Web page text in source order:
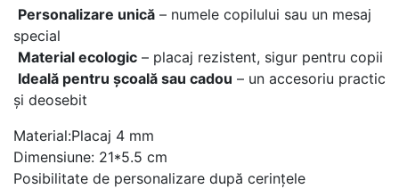
Personalizare unică – numele copilului sau un mesaj
special
Material ecologic – placaj rezistent, sigur pentru copii
Ideală pentru școală sau cadou – un accesoriu practic
și deosebit
Material:Placaj 4 mm
Dimensiune: 21*5.5 cm
Posibilitate de personalizare după cerințele